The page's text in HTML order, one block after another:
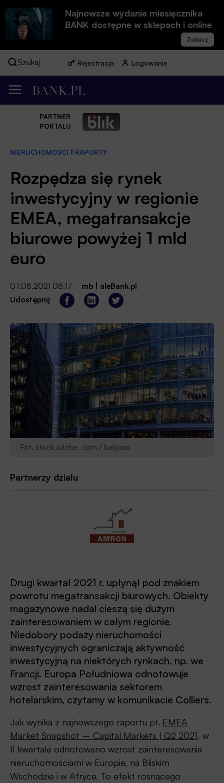
Najnowsze wydanie miesięcznika
BANK dostępne w sklepach i online
Szukaj Rejestracja Logowanie
PARTNER
PORTALU
NIERUCHOMOŚCI RAPORTY
Rozpędza się rynek
inwestycyjny w regionie
EMEA, megatransakcje
biurowe powyżej 1 mld
euro
07.08.2021 08:17 mb
aleBank.pl
Udostępnij
Fot. stock.adobe. com / belyaaa
Partnerzy działu
Drugi kwartał 2021 r. upłynął pod znakiem
powrotu megatransakcji biurowych. Obiekty
magazynowe nadal cieszą się dużym
zainteresowaniem w całym regionie.
Niedobory podaży nieruchomości
inwestycyjnych ograniczają aktywność
inwestycyjną na niektórych rynkach, np. we
Francji. Europa Południowa odnotowuje
wzrost zainteresowania sektorem
hotelarskim, czytamy w komunikacie Colliers.
Jak wynika z najnowszego raportu pt. EMEA
Market Snapshot – Capital Markets | Q2 2021, w
II kwartale odnotowano wzrost zainteresowania
nieruchomościami w Europie, na Bliskim
Wschodzie i w Afryce. To efekt rosnącego